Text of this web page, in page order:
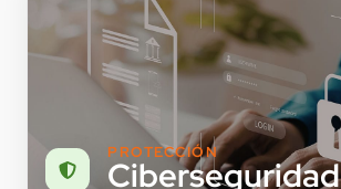
PROTECCIÓN
Ciberseguridad